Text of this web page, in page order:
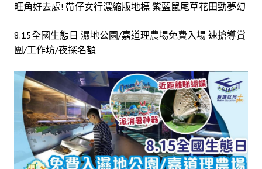
旺角好去處! 帶仔女行濃縮版地標 紫藍鼠尾草花田勁夢幻
8.15全國生態日 濕地公園/嘉道理農場免費入場 速搶導賞
團/工作坊/夜探名額